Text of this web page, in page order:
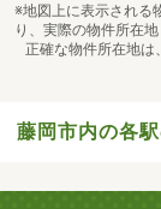
※地図上に表示される
り、実際の物件所在
正確な物件所在地は
藤岡市内の各